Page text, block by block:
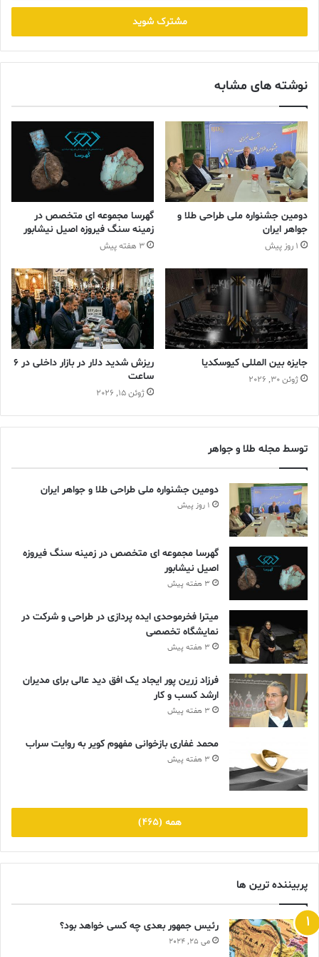
خود
وارد
کنید
نوشته های مشابه
دومین جشنواره ملی طراحی طلا و
جواهر ایران
1 روز پیش
گهرسا مجموعه ای متخصص در
زمینه سنگ فیروزه اصیل نیشابور
3 هفته پیش
جایزه بین المللی کیوسکدیا
ژوئن 30, 2026
ریزش شدید دلار در بازار داخلی در 6
ساعت
ژوئن 15, 2026
توسط مجله طلا و جواهر
دومین جشنواره ملی طراحی طلا و جواهر ایران
1 روز پیش
گهرسا مجموعه ای متخصص در زمینه سنگ فیروزه
اصیل نیشابور
3 هفته پیش
میترا فخرموحدی ایده پردازی در طراحی و شرکت در
نمایشگاه تخصصی
3 هفته پیش
فرزاد زرین پور ایجاد یک افق دید عالی برای مدیران
ارشد کسب و کار
3 هفته پیش
محمد غفاری بازخوانی مفهوم کویر به روایت سراب
3 هفته پیش
همه (465)
پربیننده ترین ها
رئیس جمهور بعدی چه کسی خواهد بود؟
می 25, 2024